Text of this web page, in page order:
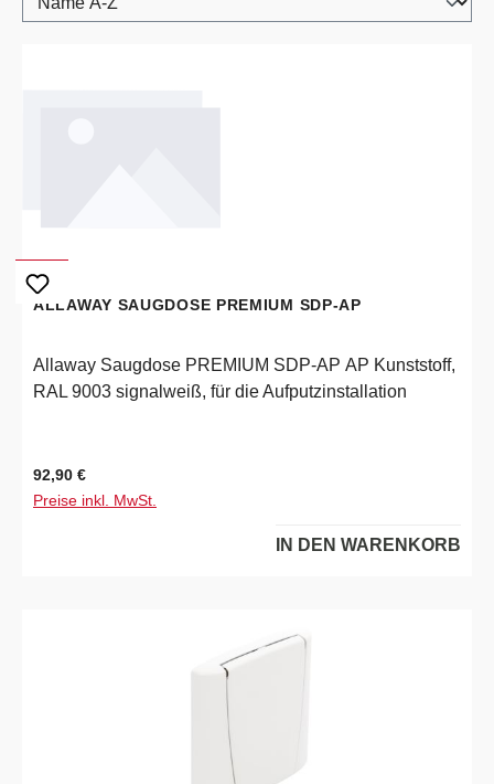
ALLAWAY SAUGDOSE PREMIUM SDP-AP
Allaway Saugdose PREMIUM SDP-AP AP Kunststoff,
RAL 9003 signalweiß, für die Aufputzinstallation
Regulärer Preis:
92,90 €
Preise inkl. MwSt.
IN DEN WARENKORB